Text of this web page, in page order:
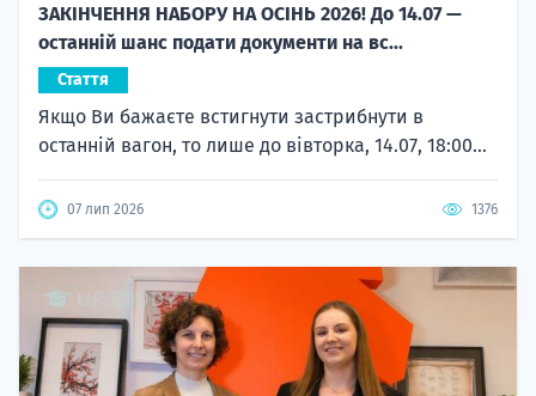
ЗАКІНЧЕННЯ НАБОРУ НА ОСІНЬ 2026! До 14.07 —
останній шанс подати документи на вс...
Стаття
Якщо Ви бажаєте встигнути застрибнути в
останній вагон, то лише до вівторка, 14.07, 18:00...
07 лип 2026 1376